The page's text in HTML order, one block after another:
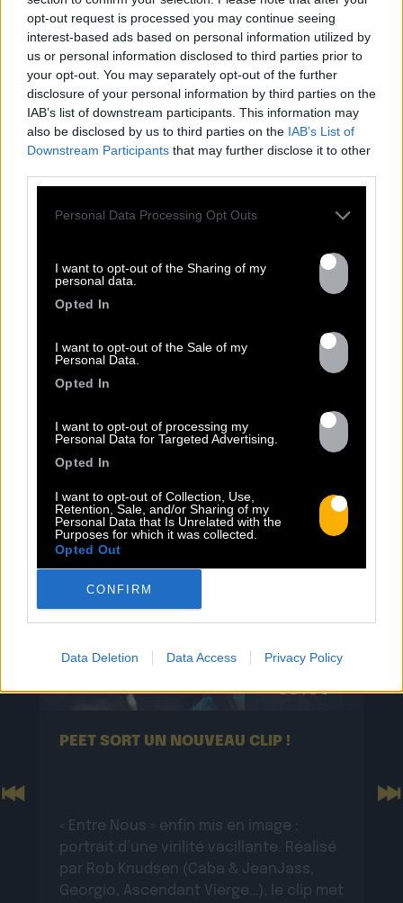
opt-out request is processed you may continue seeing
interest-based ads based on personal information utilized by
us or personal information disclosed to third parties prior to
your opt-out. You may separately opt-out of the further
disclosure of your personal information by third parties on the
IAB’s list of downstream participants. This information may
also be disclosed by us to third parties on the IAB’s List of
Downstream Participants that may further disclose it to other
Personal Data Processing Opt Outs
I want to opt-out of the Sharing of my
personal data.
Opted In
I want to opt-out of the Sale of my
Personal Data.
Opted In
I want to opt-out of processing my
Personal Data for Targeted Advertising.
Opted In
I want to opt-out of Collection, Use,
Retention, Sale, and/or Sharing of my
Personal Data that Is Unrelated with the
Purposes for which it was collected.
Opted Out
CONFIRM
Data Deletion Data Access Privacy Policy
ACTUS
13.07
PEET SORT UN NOUVEAU CLIP !
« Entre Nous » enfin mis en image :
portrait d’une virilité vacillante. Réalisé
par Rob Knudsen (Caba & JeanJass,
Georgio, Ascendant Vierge…), le clip met
Previous